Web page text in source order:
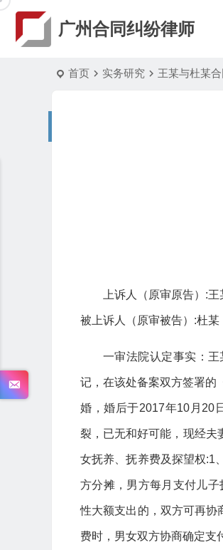
广州合同纠纷律师
首页 实务研究 王某与杜某
上诉人（原审原告）:
被上诉人（原审被告）:杜某
一审法院认定事实：
记，在该处备案双方签署的
婚，婚后于2017年10月20
裂，已无和好可能，现经夫
女抚养、抚养费及探望权:1
方分摊，男方每月支付儿
性大额支出的，双方可再协
费时，男女双方协商确定支